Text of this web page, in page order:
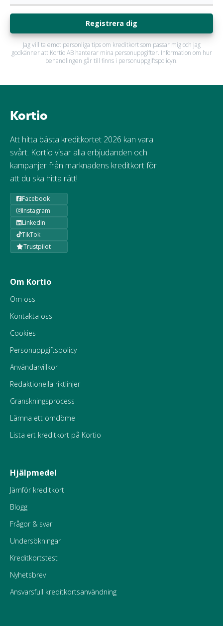
Registrera dig
Jag vill ta emot personliga tips om kreditkort som passar mig och jag
godkänner att Kortio AB hanterar mina personuppgifter. Information om hur
behandlingen går till finns i personuppgiftspolicyn.
Kortio
Att hitta bästa kreditkortet 2026 kan vara
svårt. Kortio visar alla erbjudanden och
kampanjer från marknadens kreditkort för
att du ska hitta rätt!
Facebook
Instagram
LinkedIn
TikTok
Trustpilot
Om Kortio
Om oss
Kontakta oss
Cookies
Personuppgiftspolicy
Användarvillkor
Redaktionella riktlinjer
Granskningsprocess
Lämna ett omdöme
Lista ert kreditkort på Kortio
Hjälpmedel
Jämför kreditkort
Blogg
Frågor & svar
Undersökningar
Kreditkortstest
Nyhetsbrev
Ansvarsfull kreditkortsanvändning